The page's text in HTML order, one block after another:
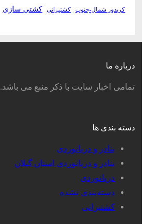
کریدور شمال-جنوب کشتیرانی کشتی سازی
درباره ما
تمامی اخبار سایت با ذکر منبع می باشد.
دسته بندی ها
بنادر و دریانوردی
بنادر و دریانوردی استان گیلان
دریانوردی
دسته‌بندی نشده
کشتیرانی